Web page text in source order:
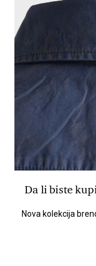
Da li biste
Nova kolekcija